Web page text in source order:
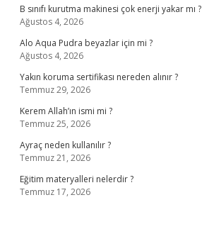
B sınıfı kurutma makinesi çok enerji yakar mı ?
Ağustos 4, 2026
Alo Aqua Pudra beyazlar için mi ?
Ağustos 4, 2026
Yakın koruma sertifikası nereden alınır ?
Temmuz 29, 2026
Kerem Allah’ın ismi mi ?
Temmuz 25, 2026
Ayraç neden kullanılır ?
Temmuz 21, 2026
Eğitim materyalleri nelerdir ?
Temmuz 17, 2026